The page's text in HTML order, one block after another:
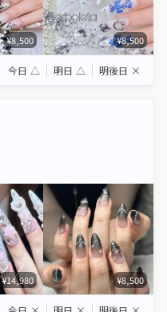
¥8,500 ¥8,500
今日 △ 明日 △ 明後日 ×
¥14,980 ¥8,500